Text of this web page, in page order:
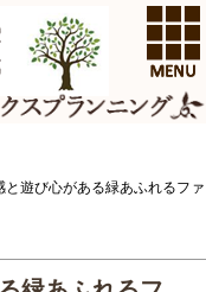
と遊び心がある緑あふれるファ